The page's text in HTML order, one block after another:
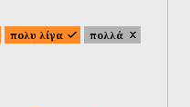
πολυ λίγα
πολλά